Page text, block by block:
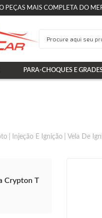
PEÇAS MAIS COMPLETA DO
PARA-CHOQUES E
Injeção E Ignição Vela De
Crypton T